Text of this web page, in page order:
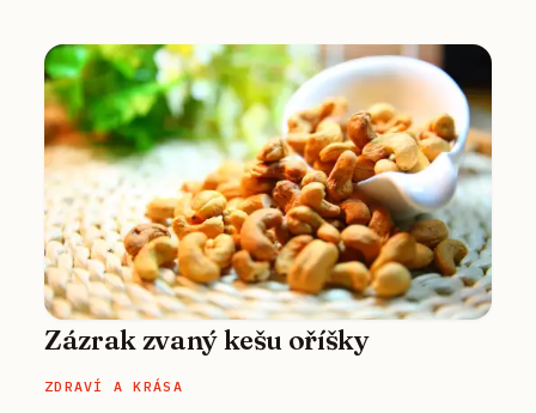
Zázrak zvaný kešu oříšky
ZDRAVÍ A KRÁSA